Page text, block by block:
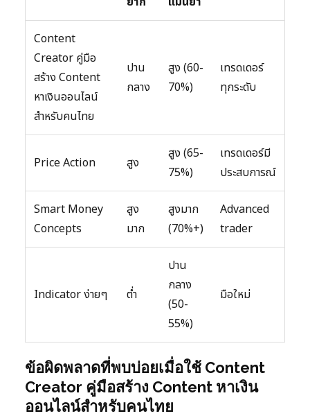
Content
Creator คู่มือ
สร้าง Content
หาเงินออนไลน์
สำหรับคนไทย
ปาน
กลาง
สูง (60-
70%)
เทรดเดอร์
ทุกระดับ
Price Action สูง
สูง (65-
75%)
เทรดเดอร์มี
ประสบการณ์
Smart Money
Concepts
สูง
มาก
สูงมาก
(70%+)
Advanced
trader
Indicator ง่ายๆ ต่ำ
ปาน
กลาง
(50-
55%)
มือใหม่
ข้อผิดพลาดที่พบบ่อยเมื่อใช้ Content
Creator คู่มือสร้าง Content หาเงิน
ออนไลน์สำหรับคนไทย